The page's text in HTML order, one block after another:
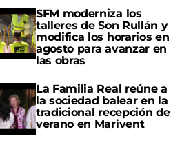
SFM moderniza los
talleres de Son Rullán y
modifica los horarios en
agosto para avanzar en
las obras
La Familia Real reúne a
la sociedad balear en la
tradicional recepción de
verano en Marivent